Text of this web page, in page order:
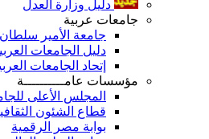
دليل وزارة العدل
جامعات عربية
جامعة الأمير سلطان
دليل الجامعات
إتحاد الجامعات
مؤسسات عامــــــــــة
المجلس الأعلى
قطاع الشئون
بوابة مصر الرقمية